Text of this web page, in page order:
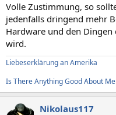
Volle Zustimmung, so
jedenfalls dringend mehr
Hardware und den
wird.
Liebeserklärung an Amerika
Is There Anything Good About
Nikolaus117